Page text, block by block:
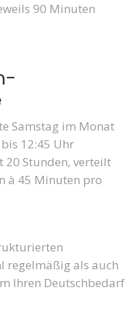
90 Minuten
Samstag im Monat
12:45 Uhr
20 Stunden, verteilt
à 45 Minuten pro
regelmäßig als auch
Ihren Deutschbedarf